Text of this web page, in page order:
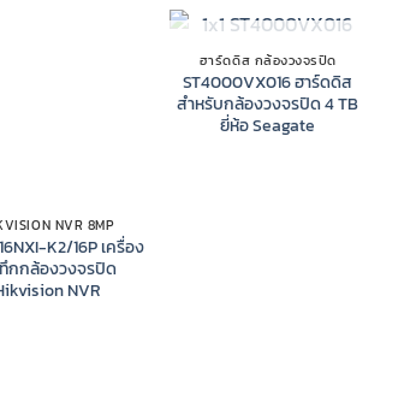
NVR 8MP
K2/16P เครื่อง
กกล้องวงจรปิด
NVR
OUT OF STOCK
ฮาร์ดดิส กล้องวงจรปิด
ST4000VX016 ฮาร์ดดิส
สำหรับกล้องวงจรปิด 4 TB
ยี่ห้อ Seagate